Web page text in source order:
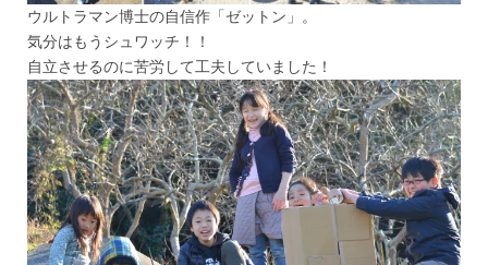
ウルトラマン博士の自信作「ゼットン」。
気分はもうシュワッチ！！
自立させるのに苦労して工夫していました！